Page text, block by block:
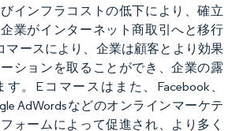
インフラコストの低下により、確立
業がインターネット商取引へと移行
マースにより、企業は顧客とより効果
ションを取ることができ、企業の露
。Eコマースはまた、Facebook、
AdWordsなどのオンラインマーケテ
ォームによって促進され、より多く